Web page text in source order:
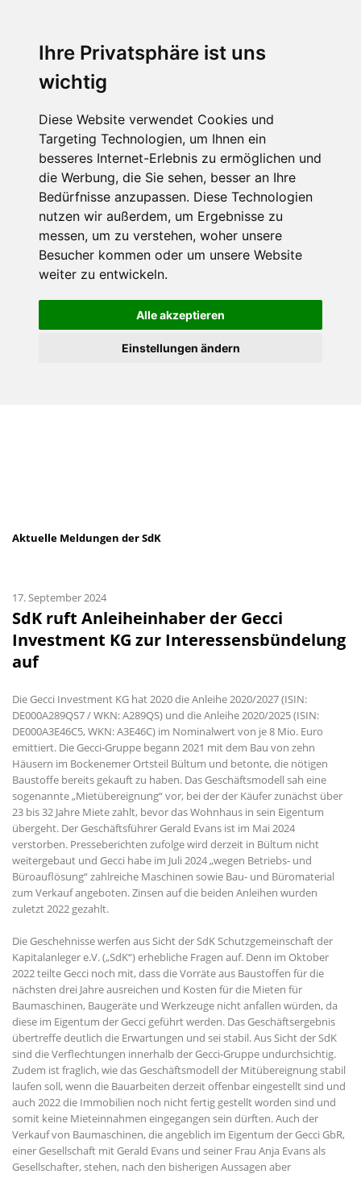
Ihre Privatsphäre ist uns
wichtig
Diese Website verwendet Cookies und
Targeting Technologien, um Ihnen ein
besseres Internet-Erlebnis zu ermöglichen und
die Werbung, die Sie sehen, besser an Ihre
Bedürfnisse anzupassen. Diese Technologien
nutzen wir außerdem, um Ergebnisse zu
messen, um zu verstehen, woher unsere
Besucher kommen oder um unsere Website
weiter zu entwickeln.
Alle akzeptieren
Einstellungen ändern
Aktuelle Meldungen der SdK
17. September 2024
SdK ruft Anleiheinhaber der Gecci
Investment KG zur Interessensbündelung
auf
Die Gecci Investment KG hat 2020 die Anleihe 2020/2027 (ISIN:
DE000A289QS7 / WKN: A289QS) und die Anleihe 2020/2025 (ISIN:
DE000A3E46C5, WKN: A3E46C) im Nominalwert von je 8 Mio. Euro
emittiert. Die Gecci-Gruppe begann 2021 mit dem Bau von zehn
Häusern im Bockenemer Ortsteil Bültum und betonte, die nötigen
Baustoffe bereits gekauft zu haben. Das Geschäftsmodell sah eine
sogenannte „Mietübereignung“ vor, bei der der Käufer zunächst über
23 bis 32 Jahre Miete zahlt, bevor das Wohnhaus in sein Eigentum
übergeht. Der Geschäftsführer Gerald Evans ist im Mai 2024
verstorben. Presseberichten zufolge wird derzeit in Bültum nicht
weitergebaut und Gecci habe im Juli 2024 „wegen Betriebs- und
Büroauflösung“ zahlreiche Maschinen sowie Bau- und Büromaterial
zum Verkauf angeboten. Zinsen auf die beiden Anleihen wurden
zuletzt 2022 gezahlt.
Die Geschehnisse werfen aus Sicht der SdK Schutzgemeinschaft der
Kapitalanleger e.V. („SdK“) erhebliche Fragen auf. Denn im Oktober
2022 teilte Gecci noch mit, dass die Vorräte aus Baustoffen für die
nächsten drei Jahre ausreichen und Kosten für die Mieten für
Baumaschinen, Baugeräte und Werkzeuge nicht anfallen würden, da
diese im Eigentum der Gecci geführt werden. Das Geschäftsergebnis
übertreffe deutlich die Erwartungen und sei stabil. Aus Sicht der SdK
sind die Verflechtungen innerhalb der Gecci-Gruppe undurchsichtig.
Zudem ist fraglich, wie das Geschäftsmodell der Mitübereignung stabil
laufen soll, wenn die Bauarbeiten derzeit offenbar eingestellt sind und
auch 2022 die Immobilien noch nicht fertig gestellt worden sind und
somit keine Mieteinnahmen eingegangen sein dürften. Auch der
Verkauf von Baumaschinen, die angeblich im Eigentum der Gecci GbR,
einer Gesellschaft mit Gerald Evans und seiner Frau Anja Evans als
Gesellschafter, stehen, nach den bisherigen Aussagen aber